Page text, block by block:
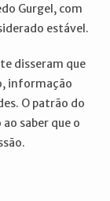
Gurgel, com
estável.
disseram que
informação
O patrão do
saber que o